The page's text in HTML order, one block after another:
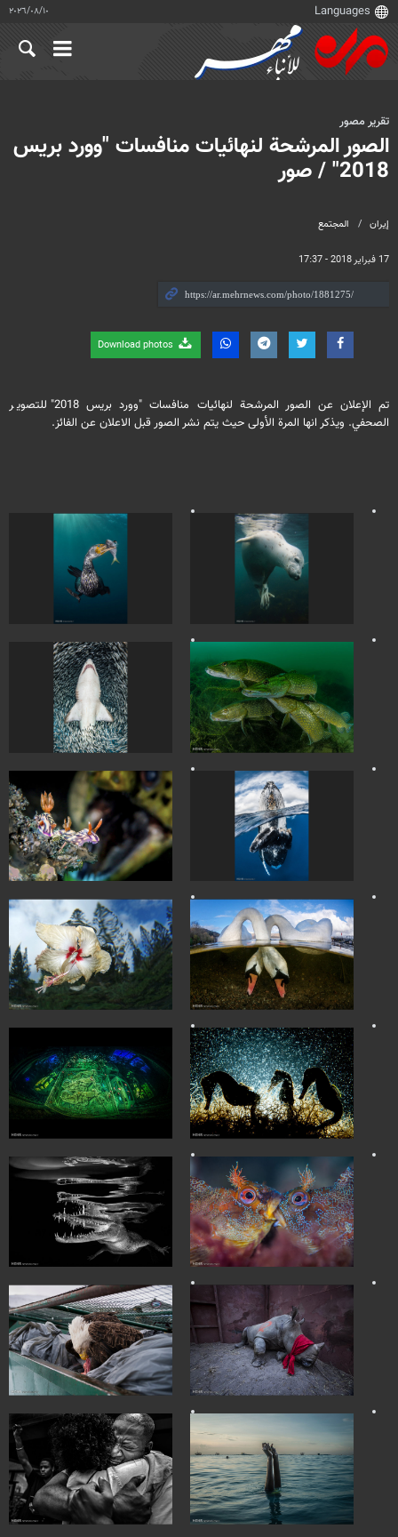
١٠‏/٠٨‏/٢٠٢٦
إيران المجتمع
17 فبراير 2018 - 17:37
تقرير مصور
الصور المرشحة لنهائيات منافسات "وورد بريس
2018" / صور
تم الإعلان عن الصور المرشحة لنهائيات منافسات "وورد بريس 2018" للتصوير
الصحفي. ويذكر انها المرة الأولى حيث يتم نشر الصور قبل الاعلان عن الفائز.